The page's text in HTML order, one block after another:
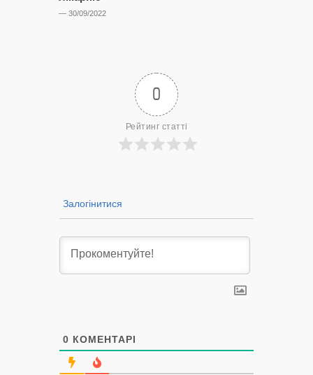
— 30/09/2022
0
Рейтинг статті
Залогінитися
0 КОМЕНТАРІ